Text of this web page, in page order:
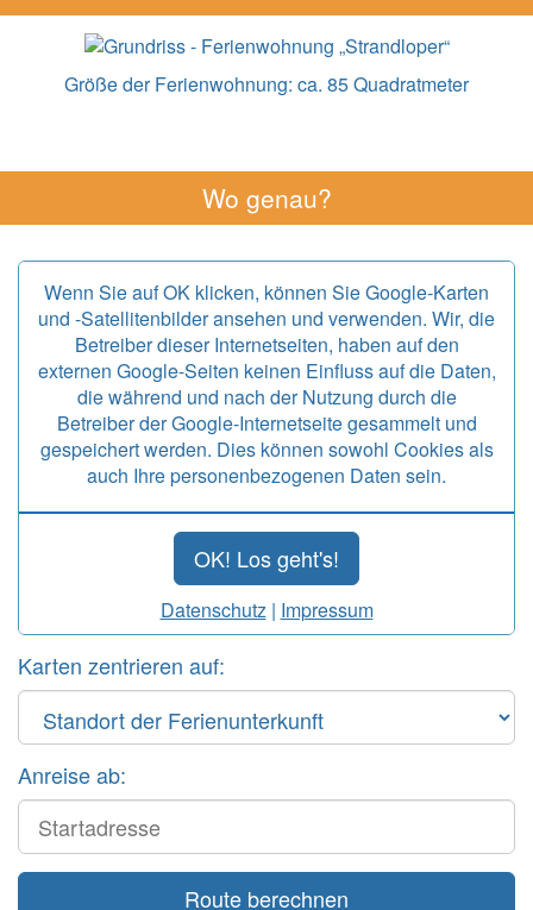
Größe der Ferienwohnung: ca. 85 Quadratmeter
Wo genau?
Wenn Sie auf OK klicken, können Sie Google-Karten
und -Satellitenbilder ansehen und verwenden. Wir, die
Betreiber dieser Internetseiten, haben auf den
externen Google-Seiten keinen Einfluss auf die Daten,
die während und nach der Nutzung durch die
Betreiber der Google-Internetseite gesammelt und
gespeichert werden. Dies können sowohl Cookies als
auch Ihre personenbezogenen Daten sein.
OK! Los geht's!
Datenschutz| Impressum
Karten zentrieren auf:
Anreise ab:
Start
Route berechnen